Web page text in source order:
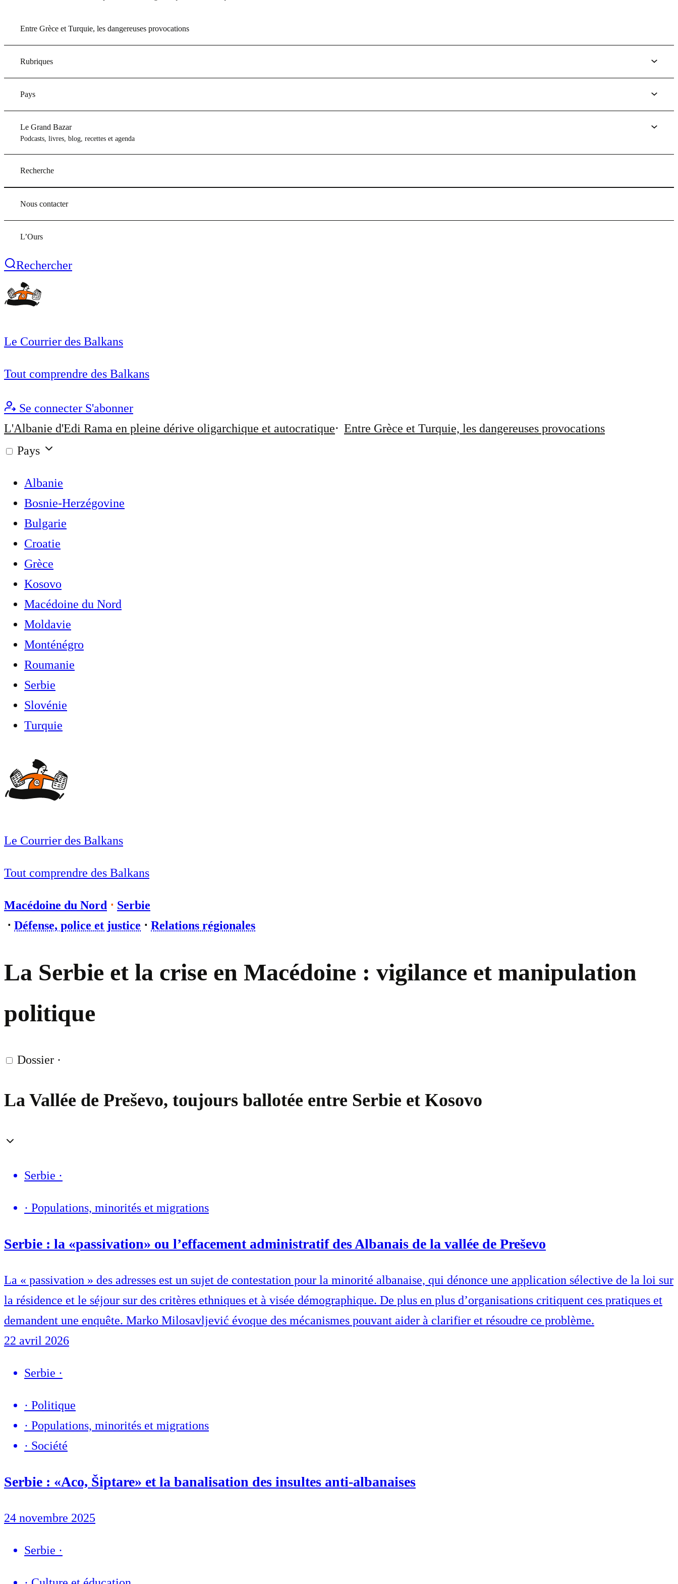
Entre Grèce et Turquie, les dangereuses provocations
Rubriques
Pays
Le Grand Bazar
Podcasts, livres, blog, recettes et agenda
Recherche
Nous contacter
L’Ours
Rechercher
Le Courrier des Balkans
Tout comprendre des Balkans
Se connecter S'abonner
L'Albanie d'Edi Rama en pleine dérive oligarchique et autocratique
Entre Grèce et Turquie, les dangereuses provocations
Pays
Albanie
Bosnie-Herzégovine
Bulgarie
Croatie
Grèce
Kosovo
Macédoine du Nord
Moldavie
Monténégro
Roumanie
Serbie
Slovénie
Turquie
Le Courrier des Balkans
Tout comprendre des Balkans
Macédoine du Nord ⋅ Serbie
⋅ Défense, police et justice ⋅ Relations régionales
La Serbie et la crise en Macédoine : vigilance et manipulation
politique
Dossier ·
La Vallée de Preševo, toujours ballotée entre Serbie et Kosovo
Serbie ·
· Populations, minorités et migrations
Serbie : la «passivation» ou l’effacement administratif des Albanais de la vallée de Preševo
La « passivation » des adresses est un sujet de contestation pour la minorité albanaise, qui dénonce une application sélective de la loi sur
la résidence et le séjour sur des critères ethniques et à visée démographique. De plus en plus d’organisations critiquent ces pratiques et
demandent une enquête. Marko Milosavljević évoque des mécanismes pouvant aider à clarifier et résoudre ce problème.
22 avril 2026
Serbie ·
· Politique
· Populations, minorités et migrations
· Société
Serbie : «Aco, Šiptare» et la banalisation des insultes anti-albanaises
24 novembre 2025
Serbie ·